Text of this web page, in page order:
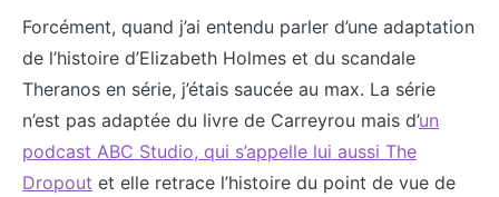
Forcément, quand j’ai entendu parler d’une adaptation
de l’histoire d’Elizabeth Holmes et du scandale
Theranos en série, j’étais saucée au max. La série
n’est pas adaptée du livre de Carreyrou mais d’un
podcast ABC Studio, qui s’appelle lui aussi The
Dropout et elle retrace l’histoire du point de vue de